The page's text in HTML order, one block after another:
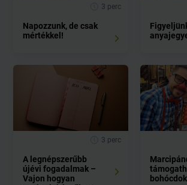
3 perc
Napozzunk, de csak
mértékkel!
3 perc
A legnépszerűbb
újévi fogadalmak –
Vajon hogyan